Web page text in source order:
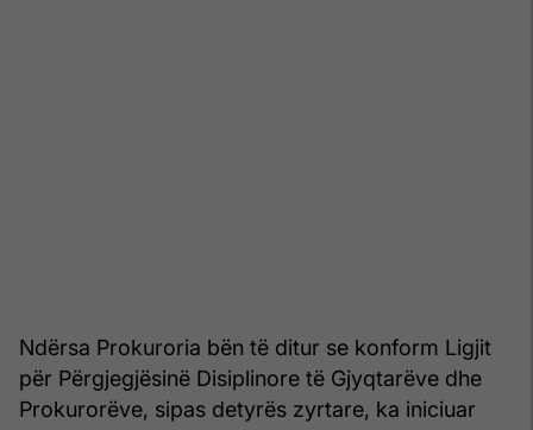
Ndërsa Prokuroria bën të ditur se konform Ligjit
për Përgjegjësinë Disiplinore të Gjyqtarëve dhe
Prokurorëve, sipas detyrës zyrtare, ka iniciuar